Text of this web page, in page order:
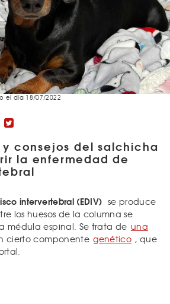
y consejos del salchicha
la enfermedad de
el día 18/07/2022
intervertebral (EDIV) se produce
los huesos de la columna se
médula espinal. Se trata de una
cierto componente genético , que